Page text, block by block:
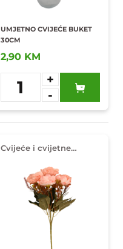
UMJETNO CVIJEĆE BUKET
30CM
2,90 KM
1
+
-
Dodaj u
omiljene
Cvijeće i cvijetne